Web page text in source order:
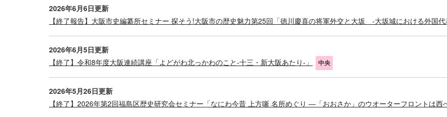
2026年6月6日更新
【終了報告】大阪市史編纂所セミナー 探そう!大阪市の歴史魅力第25回「徳川慶喜の将軍外交と大坂 -大坂城における外国
2026年6月5日更新
【終了】令和8年度大阪連続講座「よどがわ北っかわのこと-十三・新大阪あたり-」
中央
2026年5月26日更新
【終了】2026年第2回福島区歴史研究会セミナー「なにわ今昔 上方噺 名所めぐり ―「おおさか」のウオーターフロントは